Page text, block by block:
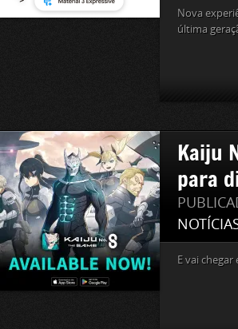
Nova
última
Kaiju
para
E vai chegar